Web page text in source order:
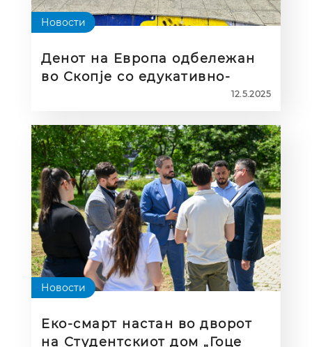
Новости
Денот на Европа одбележан
во Скопје со едукативно-
забавен настан „Европа низ
12.5.2025
Новости
Eко-смарт настан во дворот
на Студентскиот дом „Гоце